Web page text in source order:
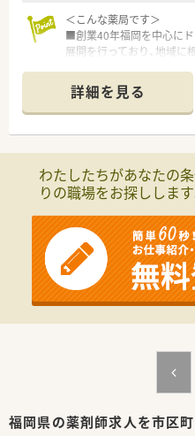
＜こんな薬局です＞
■創業40年福岡を中心に
展開を行っており、地域に
ーツイベントの協賛や実
んでおります。
■調剤ロボット等、最新の
率化することで薬剤師の
を身に着けながらもしっ
＜店舗特徴＞
■お車での通勤が便利なエ
■精神科メイン応需の薬局
＜ワークライフ・バランス
■社員の健康増進に取り組
時間/月！ホワイト500にも
■産育休からの復帰率97.2
■離職率7.4％と新卒から
詳細を見る
わたしたちがあなたの
りの職場をお探しします
福岡県の薬剤師求人を市区